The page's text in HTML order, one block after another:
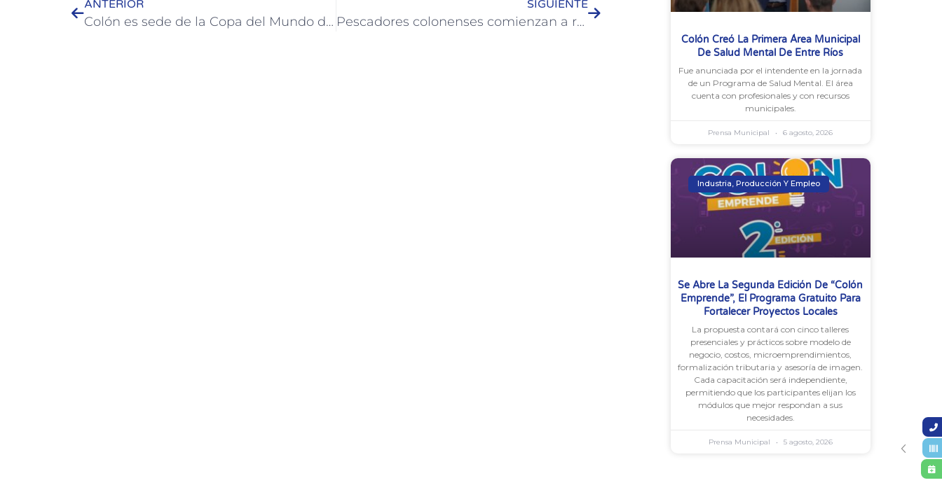
ANTERIOR
Colón es sede de la Copa del Mundo de Fútbol Amateur
SIGUIENTE
Pescadores colonenses comienzan a recibir el beneficio de un programa
Colón Creó La Primera Área Municipal
De Salud Mental De Entre Ríos
Fue anunciada por el intendente en la jornada
de un Programa de Salud Mental. El área
cuenta con profesionales y con recursos
municipales.
Prensa Municipal 6 agosto, 2026
Industria, Producción Y Empleo
Se Abre La Segunda Edición De “Colón
Emprende”, El Programa Gratuito Para
Fortalecer Proyectos Locales
La propuesta contará con cinco talleres
presenciales y prácticos sobre modelo de
negocio, costos, microemprendimientos,
formalización tributaria y asesoría de imagen.
Cada capacitación será independiente,
permitiendo que los participantes elijan los
módulos que mejor respondan a sus
necesidades.
Prensa Municipal 5 agosto, 2026